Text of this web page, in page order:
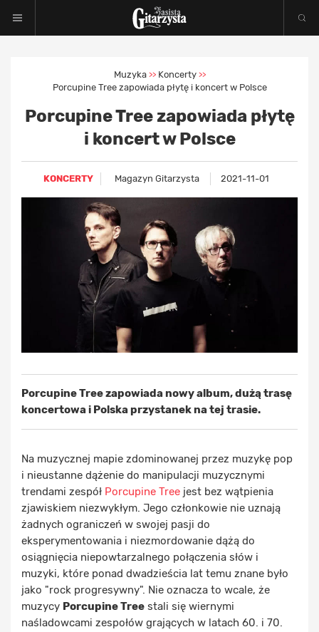
Muzyka >> Koncerty >>
Porcupine Tree zapowiada płytę i koncert w Polsce
Porcupine Tree zapowiada płytę
i koncert w Polsce
KONCERTY Magazyn Gitarzysta 2021-11-01
Porcupine Tree zapowiada nowy album, dużą trasę
koncertowa i Polska przystanek na tej trasie.
Na muzycznej mapie zdominowanej przez muzykę pop
i nieustanne dążenie do manipulacji muzycznymi
trendami zespół Porcupine Tree jest bez wątpienia
zjawiskiem niezwykłym. Jego członkowie nie uznają
żadnych ograniczeń w swojej pasji do
eksperymentowania i niezmordowanie dążą do
osiągnięcia niepowtarzalnego połączenia słów i
muzyki, które ponad dwadzieścia lat temu znane było
jako "rock progresywny". Nie oznacza to wcale, że
muzycy Porcupine Tree stali się wiernymi
naśladowcami zespołów grających w latach 60. i 70.